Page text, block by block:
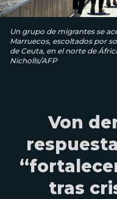
Un grupo de migrantes se
Marruecos, escoltados por
de Ceuta, en el norte de
Nicholls/AFP
Von
tras